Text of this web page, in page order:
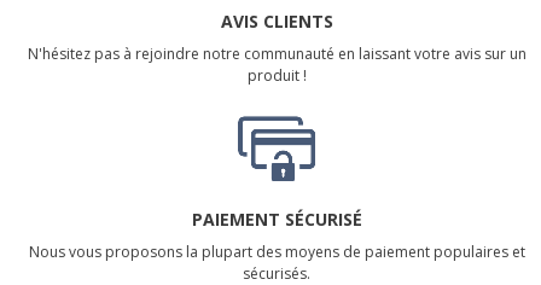
AVIS CLIENTS
N'hésitez pas à rejoindre notre communauté en laissant votre avis sur un
produit !
PAIEMENT SÉCURISÉ
Nous vous proposons la plupart des moyens de paiement populaires et
sécurisés.